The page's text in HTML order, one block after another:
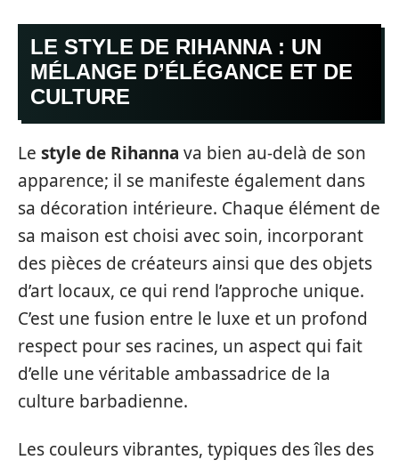
LE STYLE DE RIHANNA : UN
MÉLANGE D’ÉLÉGANCE ET DE
CULTURE
Le style de Rihanna va bien au-delà de son
apparence; il se manifeste également dans
sa décoration intérieure. Chaque élément de
sa maison est choisi avec soin, incorporant
des pièces de créateurs ainsi que des objets
d’art locaux, ce qui rend l’approche unique.
C’est une fusion entre le luxe et un profond
respect pour ses racines, un aspect qui fait
d’elle une véritable ambassadrice de la
culture barbadienne.
Les couleurs vibrantes, typiques des îles des